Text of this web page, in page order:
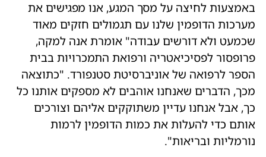
באמצעות לחיצה על מסך המגע, אנו מפגישים את
מערכות הדופמין שלנו עם תגמולים חזקים מאוד
שכמעט ולא דורשים עבודה" אומרת אנה למקה,
פרופסור לפסיכיאטריה ורפואת התמכרויות בבית
הספר לרפואה של אוניברסיטת סטנפורד. "כתוצאה
מכך, הדברים שאנחנו אוהבים לא מספקים אותנו כל
כך, אבל אנחנו עדיין משתוקקים אליהם וצורכים
אותם כדי להעלות את כמות הדופמין לרמות
נורמליות ובריאות".